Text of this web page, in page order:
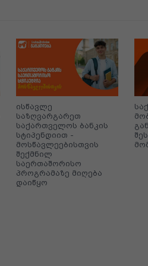
ისწავლე
საზღვარგარეთ
საქართველოს ბანკის
სტიპენდიით -
მოსწავლეებისთვის
შექმნილ
საერთაშორისო
პროგრამაზე მიღება
დაიწყო